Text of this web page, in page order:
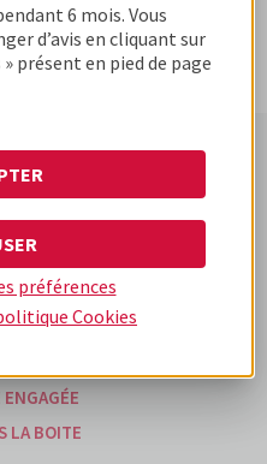
solutions.fr
LA BOITE
6 mois. Vous
d’avis en cliquant sur
présent en pied de page
préférences
Cookies